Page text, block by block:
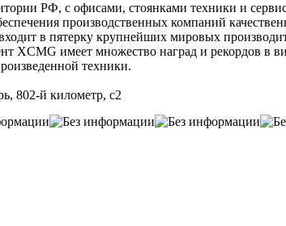
РФ, с офисами, стоянками техники и
производственных компаний
в пятерку крупнейших мировых
XCMG имеет множество наград и рекордов
техники.
802-й километр, с2